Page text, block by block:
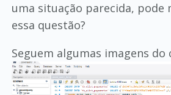
uma situação parecida, pode
essa questão?
Seguem algumas imagens do